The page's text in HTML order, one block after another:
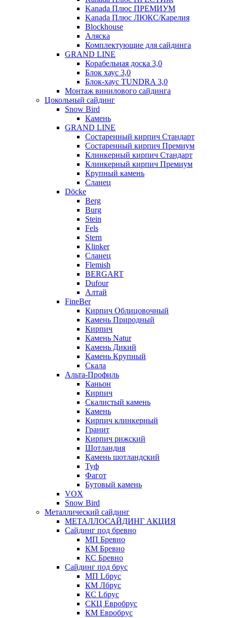
Kanada Плюс ПРЕМИУМ
Kanada Плюс ЛЮКС/Карелия
Blockhouse
Аляска
Комплектующие для сайдинга
GRAND LINE
Корабельная доска 3,0
Блок хаус 3,0
Блок-хаус TUNDRA 3,0
Монтаж винилового сайдинга
Цокольный сайдинг
Snow Bird
Камень
GRAND LINE
Состаренный кирпич Стандарт
Состаренный кирпич Премиум
Клинкерный кирпич Стандарт
Клинкерный кирпич Премиум
Крупный камень
Сланец
Döcke
Berg
Burg
Stein
Fels
Stern
Klinker
Сланец
Flemish
BERGART
Dufour
Алтай
FineBer
Кирпич Облицовочный
Камень Природный
Кирпич
Камень Natur
Камень Дикий
Камень Крупный
Скала
Альта-Профиль
Каньон
Кирпич
Скалистый камень
Камень
Кирпич клинкерный
Гранит
Кирпич рижский
Шотландия
Камень шотландский
Туф
Фагот
Бутовый камень
VOX
Snow Bird
Металлический сайдинг
МЕТАЛЛОСАЙДИНГ АКЦИЯ
Сайдинг под бревно
МП Бревно
КМ Бревно
КС Бревно
Сайдинг под брус
МП Lбрус
КМ Лбрус
КС Lбрус
СКЦ Евробрус
КМ Евробрус